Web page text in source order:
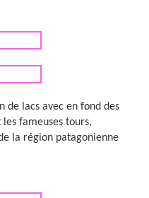
de lacs avec en fond des
fameuses tours,
la région patagonienne